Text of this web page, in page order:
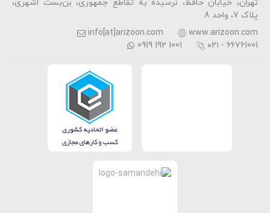
تهران، خیابان حافظ، نرسیده به تقاطع جمهوری، بن‌بست اشهری،
پلاک 7، واحد 8
www.arizoon.com
info[at]arizoon.com
۰۲۱ - 66761001
0919 192 1001